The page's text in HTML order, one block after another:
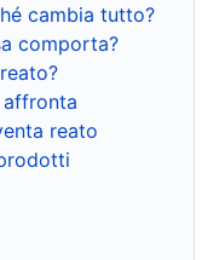
cambia tutto?
comporta?
reato